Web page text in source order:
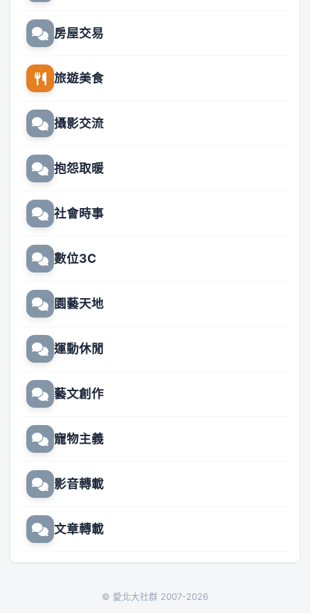
房屋交易
旅遊美食
攝影交流
抱怨取暖
社會時事
數位3C
園藝天地
運動休閒
藝文創作
寵物主義
影音轉載
文章轉載
© 愛北大社群 2007-2026